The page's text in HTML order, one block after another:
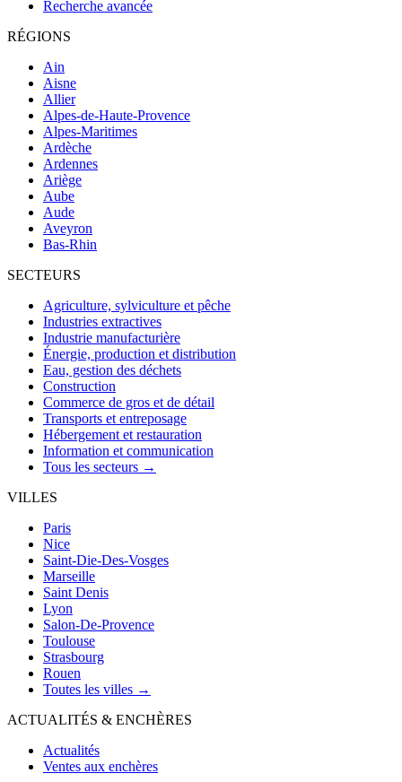
Recherche avancée
RÉGIONS
Ain
Aisne
Allier
Alpes-de-Haute-Provence
Alpes-Maritimes
Ardèche
Ardennes
Ariège
Aube
Aude
Aveyron
Bas-Rhin
SECTEURS
Agriculture, sylviculture et pêche
Industries extractives
Industrie manufacturière
Énergie, production et distribution
Eau, gestion des déchets
Construction
Commerce de gros et de détail
Transports et entreposage
Hébergement et restauration
Information et communication
Tous les secteurs →
VILLES
Paris
Nice
Saint-Die-Des-Vosges
Marseille
Saint Denis
Lyon
Salon-De-Provence
Toulouse
Strasbourg
Rouen
Toutes les villes →
ACTUALITÉS & ENCHÈRES
Actualités
Ventes aux enchères